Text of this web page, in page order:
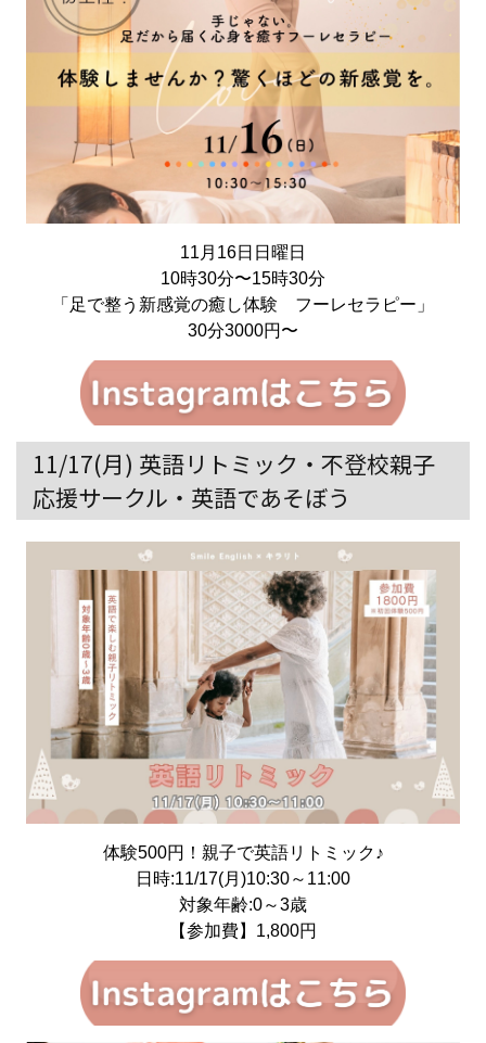
11月16日日曜日
10時30分〜15時30分
「足で整う新感覚の癒し体験 フーレセラピー」
30分3000円〜
11/17(月) 英語リトミック・不登校親子
応援サークル・英語であそぼう
体験500円！親子で英語リトミック♪
日時:11/17(月)10:30～11:00
対象年齢:0～3歳
【参加費】1,800円